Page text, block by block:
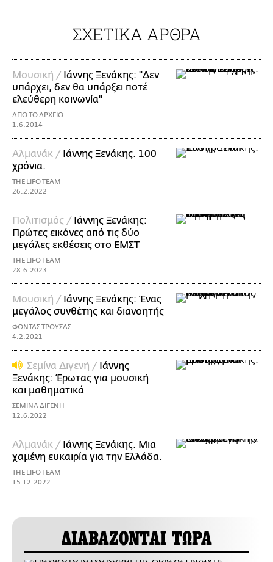
ΣΧΕΤΙΚΑ ΑΡΘΡΑ
Μουσική / Ιάννης Ξενάκης: "Δεν
υπάρχει, δεν θα υπάρξει ποτέ
ελεύθερη κοινωνία"
ΑΠΟ ΤΟ ΑΡΧΕΙΟ
1.6.2014
Αλμανάκ / Ιάννης Ξενάκης. 100
χρόνια.
THE LIFO TEAM
26.2.2022
Πολιτισμός / Ιάννης Ξενάκης:
Πρώτες εικόνες από τις δύο
μεγάλες εκθέσεις στο ΕΜΣΤ
THE LIFO TEAM
28.6.2023
Μουσική / Ιάννης Ξενάκης: Ένας
μεγάλος συνθέτης και διανοητής
ΦΩΝΤΑΣ ΤΡΟΥΣΑΣ
4.2.2021
Σεμίνα Διγενή / Ιάννης
Ξενάκης: Έρωτας για μουσική
και μαθηματικά
ΣΕΜΙΝΑ ΔΙΓΕΝΗ
12.6.2022
Αλμανάκ / Ιάννης Ξενάκης. Μια
χαμένη ευκαιρία για την Ελλάδα.
THE LIFO TEAM
15.12.2022
ΔΙΑΒΑΖΟΝΤΑΙ ΤΩΡΑ